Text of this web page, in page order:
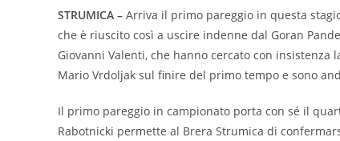
STRUMICA – Arriva il primo pareggio in questa
che è riuscito così a uscire indenne dal Goran
Giovanni Valenti, che hanno cercato con
Mario Vrdoljak sul finire del primo tempo e sono
Il primo pareggio in campionato porta con sé il
Rabotnicki permette al Brera Strumica di